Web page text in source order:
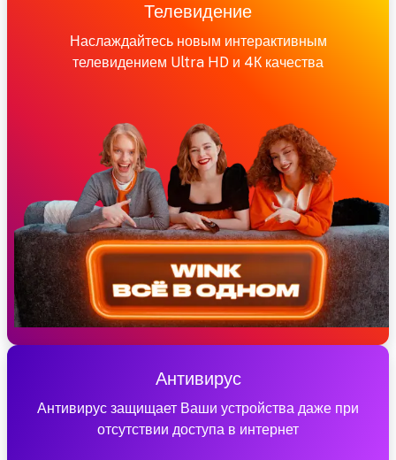
Телевидение
Наслаждайтесь новым интерактивным
телевидением Ultra HD и 4К качества
Антивирус
Антивирус защищает Ваши устройства даже при
отсутствии доступа в интернет